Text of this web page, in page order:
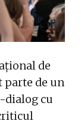
de
parte de un
dialog cu